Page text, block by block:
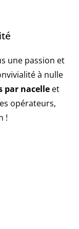
une passion et
à nulle
par nacelle et
opérateurs,
!